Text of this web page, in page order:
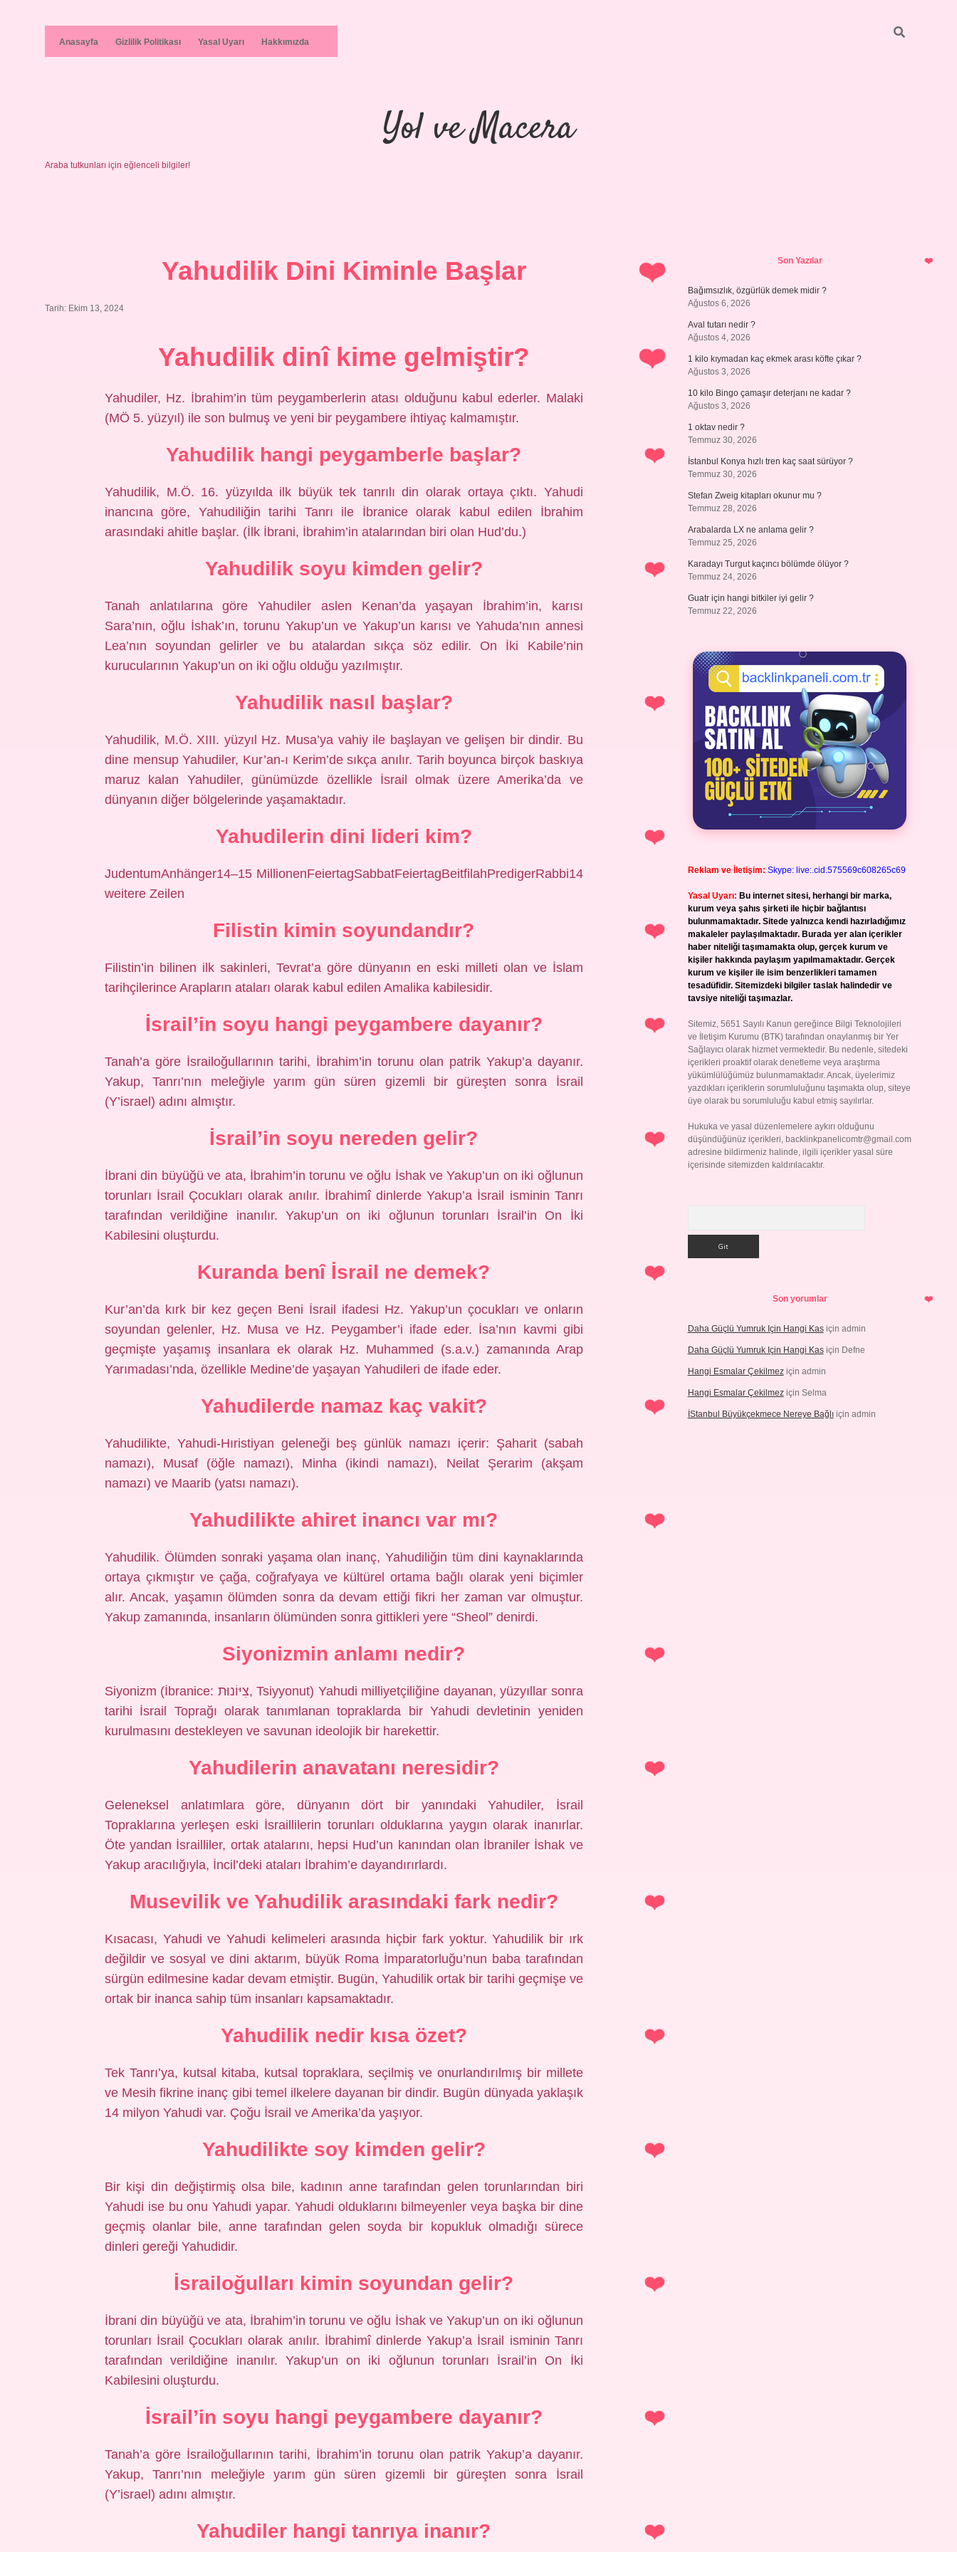
Anasayfa Gizlilik Politikası Yasal Uyarı Hakkımızda
Yol ve Macera
Araba tutkunları için eğlenceli bilgiler!
Yahudilik Dini Kiminle Başlar
Tarih: Ekim 13, 2024
Yahudilik dinî kime gelmiştir?
Yahudiler, Hz. İbrahim’in tüm peygamberlerin atası olduğunu kabul ederler. Malaki
(MÖ 5. yüzyıl) ile son bulmuş ve yeni bir peygambere ihtiyaç kalmamıştır.
Yahudilik hangi peygamberle başlar?
Yahudilik, M.Ö. 16. yüzyılda ilk büyük tek tanrılı din olarak ortaya çıktı. Yahudi
inancına göre, Yahudiliğin tarihi Tanrı ile İbranice olarak kabul edilen İbrahim
arasındaki ahitle başlar. (İlk İbrani, İbrahim’in atalarından biri olan Hud’du.)
Yahudilik soyu kimden gelir?
Tanah anlatılarına göre Yahudiler aslen Kenan’da yaşayan İbrahim’in, karısı
Sara’nın, oğlu İshak’ın, torunu Yakup’un ve Yakup’un karısı ve Yahuda’nın annesi
Lea’nın soyundan gelirler ve bu atalardan sıkça söz edilir. On İki Kabile’nin
kurucularının Yakup’un on iki oğlu olduğu yazılmıştır.
Yahudilik nasıl başlar?
Yahudilik, M.Ö. XIII. yüzyıl Hz. Musa’ya vahiy ile başlayan ve gelişen bir dindir. Bu
dine mensup Yahudiler, Kur’an-ı Kerim’de sıkça anılır. Tarih boyunca birçok baskıya
maruz kalan Yahudiler, günümüzde özellikle İsrail olmak üzere Amerika’da ve
dünyanın diğer bölgelerinde yaşamaktadır.
Yahudilerin dini lideri kim?
JudentumAnhänger14–15 MillionenFeiertagSabbatFeiertagBeitfilahPredigerRabbi14
weitere Zeilen
Filistin kimin soyundandır?
Filistin’in bilinen ilk sakinleri, Tevrat’a göre dünyanın en eski milleti olan ve İslam
tarihçilerince Arapların ataları olarak kabul edilen Amalika kabilesidir.
İsrail’in soyu hangi peygambere dayanır?
Tanah’a göre İsrailoğullarının tarihi, İbrahim’in torunu olan patrik Yakup’a dayanır.
Yakup, Tanrı’nın meleğiyle yarım gün süren gizemli bir güreşten sonra İsrail
(Y’israel) adını almıştır.
İsrail’in soyu nereden gelir?
İbrani din büyüğü ve ata, İbrahim’in torunu ve oğlu İshak ve Yakup’un on iki oğlunun
torunları İsrail Çocukları olarak anılır. İbrahimî dinlerde Yakup’a İsrail isminin Tanrı
tarafından verildiğine inanılır. Yakup’un on iki oğlunun torunları İsrail’in On İki
Kabilesini oluşturdu.
Kuranda benî İsrail ne demek?
Kur’an’da kırk bir kez geçen Beni İsrail ifadesi Hz. Yakup’un çocukları ve onların
soyundan gelenler, Hz. Musa ve Hz. Peygamber’i ifade eder. İsa’nın kavmi gibi
geçmişte yaşamış insanlara ek olarak Hz. Muhammed (s.a.v.) zamanında Arap
Yarımadası’nda, özellikle Medine’de yaşayan Yahudileri de ifade eder.
Yahudilerde namaz kaç vakit?
Yahudilikte, Yahudi-Hıristiyan geleneği beş günlük namazı içerir: Şaharit (sabah
namazı), Musaf (öğle namazı), Minha (ikindi namazı), Neilat Şerarim (akşam
namazı) ve Maarib (yatsı namazı).
Yahudilikte ahiret inancı var mı?
Yahudilik. Ölümden sonraki yaşama olan inanç, Yahudiliğin tüm dini kaynaklarında
ortaya çıkmıştır ve çağa, coğrafyaya ve kültürel ortama bağlı olarak yeni biçimler
alır. Ancak, yaşamın ölümden sonra da devam ettiği fikri her zaman var olmuştur.
Yakup zamanında, insanların ölümünden sonra gittikleri yere “Sheol” denirdi.
Siyonizmin anlamı nedir?
Siyonizm (İbranice: צִיּוֹנוּת, Tsiyyonut) Yahudi milliyetçiliğine dayanan, yüzyıllar sonra
tarihi İsrail Toprağı olarak tanımlanan topraklarda bir Yahudi devletinin yeniden
kurulmasını destekleyen ve savunan ideolojik bir harekettir.
Yahudilerin anavatanı neresidir?
Geleneksel anlatımlara göre, dünyanın dört bir yanındaki Yahudiler, İsrail
Topraklarına yerleşen eski İsraillilerin torunları olduklarına yaygın olarak inanırlar.
Öte yandan İsrailliler, ortak atalarını, hepsi Hud’un kanından olan İbraniler İshak ve
Yakup aracılığıyla, İncil’deki ataları İbrahim’e dayandırırlardı.
Musevilik ve Yahudilik arasındaki fark nedir?
Kısacası, Yahudi ve Yahudi kelimeleri arasında hiçbir fark yoktur. Yahudilik bir ırk
değildir ve sosyal ve dini aktarım, büyük Roma İmparatorluğu’nun baba tarafından
sürgün edilmesine kadar devam etmiştir. Bugün, Yahudilik ortak bir tarihi geçmişe ve
ortak bir inanca sahip tüm insanları kapsamaktadır.
Yahudilik nedir kısa özet?
Tek Tanrı’ya, kutsal kitaba, kutsal topraklara, seçilmiş ve onurlandırılmış bir millete
ve Mesih fikrine inanç gibi temel ilkelere dayanan bir dindir. Bugün dünyada yaklaşık
14 milyon Yahudi var. Çoğu İsrail ve Amerika’da yaşıyor.
Yahudilikte soy kimden gelir?
Bir kişi din değiştirmiş olsa bile, kadının anne tarafından gelen torunlarından biri
Yahudi ise bu onu Yahudi yapar. Yahudi olduklarını bilmeyenler veya başka bir dine
geçmiş olanlar bile, anne tarafından gelen soyda bir kopukluk olmadığı sürece
dinleri gereği Yahudidir.
İsrailoğulları kimin soyundan gelir?
İbrani din büyüğü ve ata, İbrahim’in torunu ve oğlu İshak ve Yakup’un on iki oğlunun
torunları İsrail Çocukları olarak anılır. İbrahimî dinlerde Yakup’a İsrail isminin Tanrı
tarafından verildiğine inanılır. Yakup’un on iki oğlunun torunları İsrail’in On İki
Kabilesini oluşturdu.
İsrail’in soyu hangi peygambere dayanır?
Tanah’a göre İsrailoğullarının tarihi, İbrahim’in torunu olan patrik Yakup’a dayanır.
Yakup, Tanrı’nın meleğiyle yarım gün süren gizemli bir güreşten sonra İsrail
(Y’israel) adını almıştır.
Yahudiler hangi tanrıya inanır?
SidebarSon Yazılar
Bağımsızlık, özgürlük demek midir ?
Ağustos 6, 2026
Aval tutarı nedir ?
Ağustos 4, 2026
1 kilo kıymadan kaç ekmek arası köfte çıkar ?
Ağustos 3, 2026
10 kilo Bingo çamaşır deterjanı ne kadar ?
Ağustos 3, 2026
1 oktav nedir ?
Temmuz 30, 2026
İstanbul Konya hızlı tren kaç saat sürüyor ?
Temmuz 30, 2026
Stefan Zweig kitapları okunur mu ?
Temmuz 28, 2026
Arabalarda LX ne anlama gelir ?
Temmuz 25, 2026
Karadayı Turgut kaçıncı bölümde ölüyor ?
Temmuz 24, 2026
Guatr için hangi bitkiler iyi gelir ?
Temmuz 22, 2026
Reklam ve İletişim: Skype: live:.cid.575569c608265c69
Yasal Uyarı: Bu internet sitesi, herhangi bir marka,
kurum veya şahıs şirketi ile hiçbir bağlantısı
bulunmamaktadır. Sitede yalnızca kendi hazırladığımız
makaleler paylaşılmaktadır. Burada yer alan içerikler
haber niteliği taşımamakta olup, gerçek kurum ve
kişiler hakkında paylaşım yapılmamaktadır. Gerçek
kurum ve kişiler ile isim benzerlikleri tamamen
tesadüfidir. Sitemizdeki bilgiler taslak halindedir ve
tavsiye niteliği taşımazlar.
Sitemiz, 5651 Sayılı Kanun gereğince Bilgi Teknolojileri
ve İletişim Kurumu (BTK) tarafından onaylanmış bir Yer
Sağlayıcı olarak hizmet vermektedir. Bu nedenle, sitedeki
içerikleri proaktif olarak denetleme veya araştırma
yükümlülüğümüz bulunmamaktadır. Ancak, üyelerimiz
yazdıkları içeriklerin sorumluluğunu taşımakta olup, siteye
üye olarak bu sorumluluğu kabul etmiş sayılırlar.
Hukuka ve yasal düzenlemelere aykırı olduğunu
düşündüğünüz içerikleri, backlinkpanelicomtr@gmail.com
adresine bildirmeniz halinde, ilgili içerikler yasal süre
içerisinde sitemizden kaldırılacaktır.
Son yorumlar
Daha Güçlü Yumruk Için Hangi Kasiçin admin
Daha Güçlü Yumruk Için Hangi Kasiçin Defne
Hangi Esmalar Çekilmeziçin admin
Hangi Esmalar Çekilmeziçin Selma
İStanbul Büyükçekmece Nereye Bağlıiçin admin